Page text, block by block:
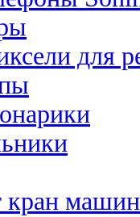
для
кран